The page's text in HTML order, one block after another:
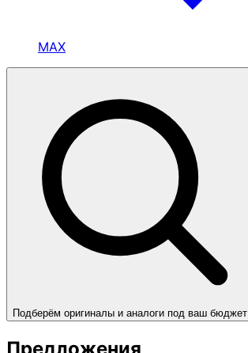
MAX
Подберём оригиналы и аналоги под ваш бюджет